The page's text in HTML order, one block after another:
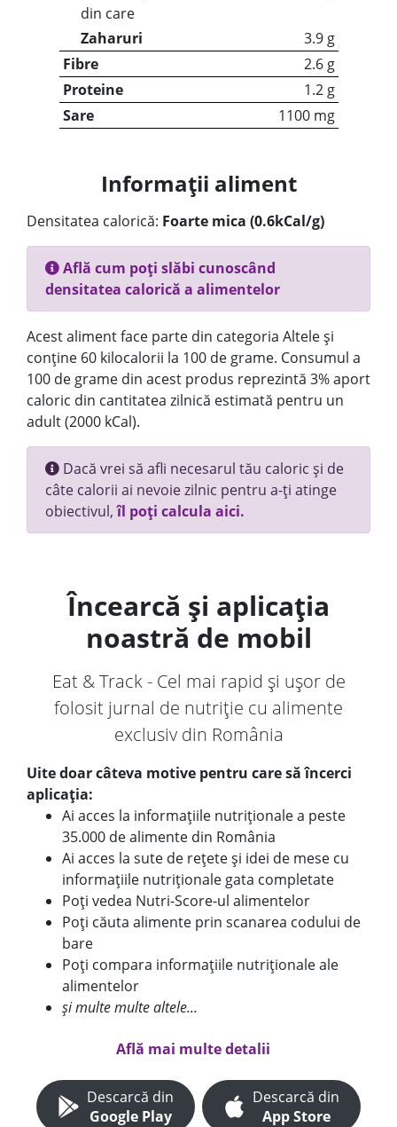
din care
Zaharuri
3.9 g
Fibre
2.6 g
Proteine
1.2 g
Sare
1100 mg
Informații aliment
Densitatea calorică: Foarte mica (0.6kCal/g)
Află cum poți slăbi cunoscând
densitatea calorică a alimentelor
Acest aliment face parte din categoria Altele și
conține 60 kilocalorii la 100 de grame. Consumul a
100 de grame din acest produs reprezintă 3% aport
caloric din cantitatea zilnică estimată pentru un
adult (2000 kCal).
Dacă vrei să afli necesarul tău caloric și de
câte calorii ai nevoie zilnic pentru a-ți atinge
obiectivul,îl poți calcula aici.
Încearcă și aplicația
noastră de mobil
Eat & Track - Cel mai rapid și ușor de
folosit jurnal de nutriție cu alimente
exclusiv din România
Uite doar câteva motive pentru care să încerci
aplicația:
Ai acces la informațiile nutriționale a peste
35.000 de alimente din România
Ai acces la sute de rețete și idei de mese cu
informațiile nutriționale gata completate
Poți vedea Nutri-Score-ul alimentelor
Poți căuta alimente prin scanarea codului de
bare
Poți compara informațiile nutriționale ale
alimentelor
și multe multe altele...
Află mai multe detalii
Descarcă din
Google Play
Descarcă din
App Store